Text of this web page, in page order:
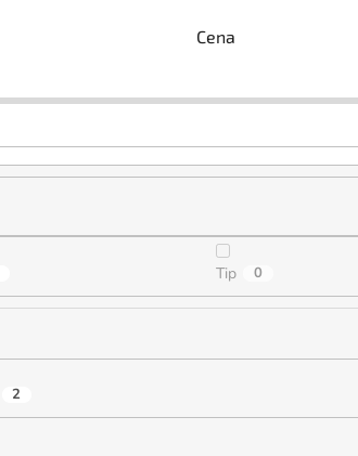
Cena
Tip 0
2